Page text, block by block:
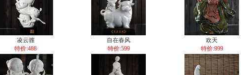
凌云骓
特价:488
自在春风
特价:599
欢天
特价:999